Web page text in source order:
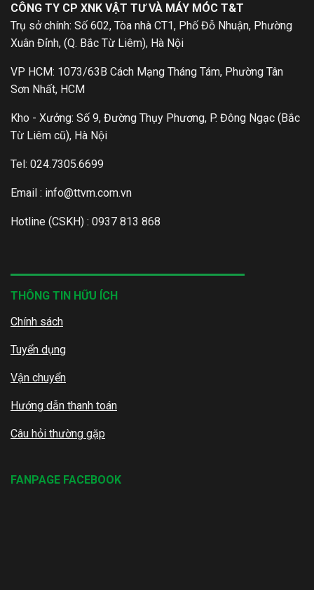
THÔNG TIN HỮU ÍCH
Chính sách
Tuyển dụng
Vận chuyển
Hướng dẫn thanh toán
Câu hỏi thường gặp
CÔNG TY CP XNK VẬT TƯ VÀ MÁY MÓC T&T
Trụ sở chính: Số 602, Tòa nhà CT1, Phố Đỗ Nhuận, Phường
Xuân Đỉnh, (Q. Bắc Từ Liêm), Hà Nội
VP HCM: 1073/63B Cách Mạng Tháng Tám, Phường Tân
Sơn Nhất, HCM
Kho - Xưởng: Số 9, Đường Thụy Phương, P. Đông Ngạc (Bắc
Từ Liêm cũ), Hà Nội
Tel: 024.7305.6699
Email : info@ttvm.com.vn
Hotline (CSKH) : 0937 813 868
FANPAGE FACEBOOK